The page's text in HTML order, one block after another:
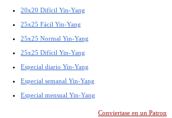
20x20 Difícil Yin-Yang
25x25 Fácil Yin-Yang
25x25 Normal Yin-Yang
25x25 Difícil Yin-Yang
Especial diario Yin-Yang
Especial semanal Yin-Yang
Especial mensual Yin-Yang
Conviertase en un Patron